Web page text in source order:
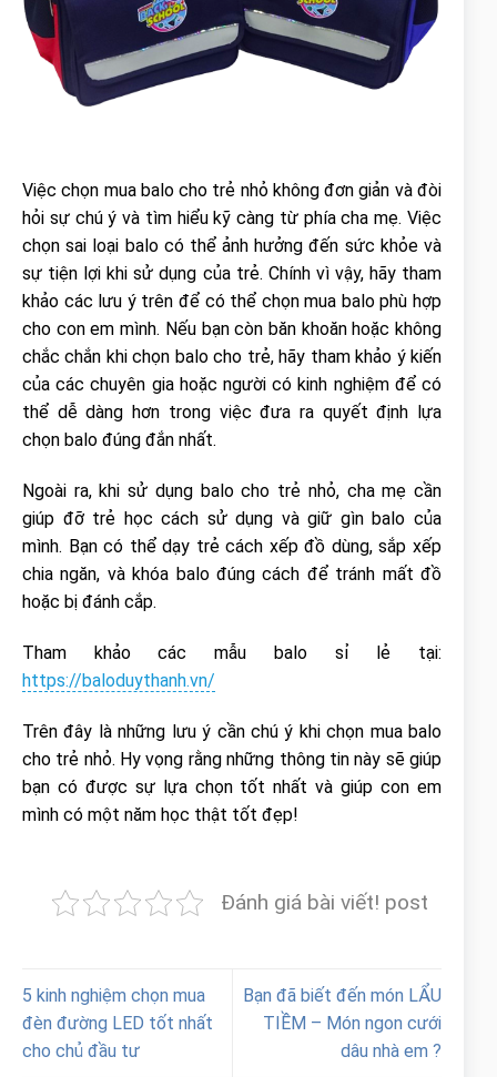
Việc chọn mua balo cho trẻ nhỏ không đơn giản và đòi
hỏi sự chú ý và tìm hiểu kỹ càng từ phía cha mẹ. Việc
chọn sai loại balo có thể ảnh hưởng đến sức khỏe và
sự tiện lợi khi sử dụng của trẻ. Chính vì vậy, hãy tham
khảo các lưu ý trên để có thể chọn mua balo phù hợp
cho con em mình. Nếu bạn còn băn khoăn hoặc không
chắc chắn khi chọn balo cho trẻ, hãy tham khảo ý kiến
của các chuyên gia hoặc người có kinh nghiệm để có
thể dễ dàng hơn trong việc đưa ra quyết định lựa
chọn balo đúng đắn nhất.
Ngoài ra, khi sử dụng balo cho trẻ nhỏ, cha mẹ cần
giúp đỡ trẻ học cách sử dụng và giữ gìn balo của
mình. Bạn có thể dạy trẻ cách xếp đồ dùng, sắp xếp
chia ngăn, và khóa balo đúng cách để tránh mất đồ
hoặc bị đánh cắp.
Tham khảo các mẫu balo sỉ lẻ tại:
https://baloduythanh.vn/
Trên đây là những lưu ý cần chú ý khi chọn mua balo
cho trẻ nhỏ. Hy vọng rằng những thông tin này sẽ giúp
bạn có được sự lựa chọn tốt nhất và giúp con em
mình có một năm học thật tốt đẹp!
Đánh giá bài viết! post
5 kinh nghiệm chọn mua
đèn đường LED tốt nhất
cho chủ đầu tư
Bạn đã biết đến món LẨU
TIỀM – Món ngon cưới
dâu nhà em ?